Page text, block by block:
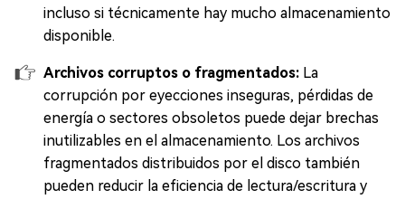
incluso si técnicamente hay mucho almacenamiento
disponible.
Archivos corruptos o fragmentados: La
corrupción por eyecciones inseguras, pérdidas de
energía o sectores obsoletos puede dejar brechas
inutilizables en el almacenamiento. Los archivos
fragmentados distribuidos por el disco también
pueden reducir la eficiencia de lectura/escritura y